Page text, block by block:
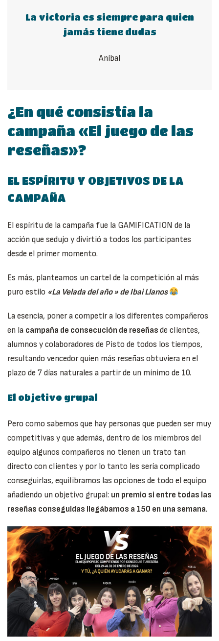
La victoria es siempre para quien
jamás tiene dudas
Aníbal
¿En qué consistía la
campaña «El juego de las
reseñas»?
EL ESPÍRITU Y OBJETIVOS DE LA
CAMPAÑA
El espíritu de la campaña fue la GAMIFICATION de la
acción que sedujo y divirtió a todos los participantes
desde el primer momento.
Es más, planteamos un cartel de la competición al más
puro estilo «La Velada del año » de Ibai Llanos
La esencia, poner a competir a los diferentes compañeros
en la campaña de consecución de reseñas de clientes,
alumnos y colaboradores de Pisto de todos los tiempos,
resultando vencedor quien más reseñas obtuviera en el
plazo de 7 días naturales a partir de un mínimo de 10.
El objetivo grupal
Pero como sabemos que hay personas que pueden ser muy
competitivas y que además, dentro de los miembros del
equipo algunos compañeros no tienen un trato tan
directo con clientes y por lo tanto les sería complicado
conseguirlas, equilibramos las opciones de todo el equipo
añadiendo un objetivo grupal: un premio si entre todas las
reseñas conseguidas llegábamos a 150 en una semana.